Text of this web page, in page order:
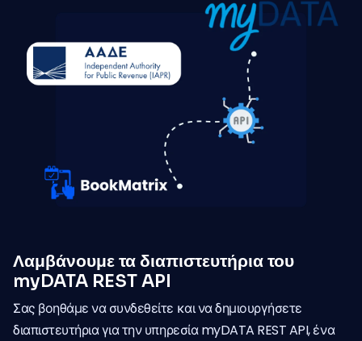
Λαμβάνουμε τα διαπιστευτήρια του
myDATA REST API
Σας βοηθάμε να συνδεθείτε και να δημιουργήσετε
διαπιστευτήρια για την υπηρεσία myDATA REST API, ένα